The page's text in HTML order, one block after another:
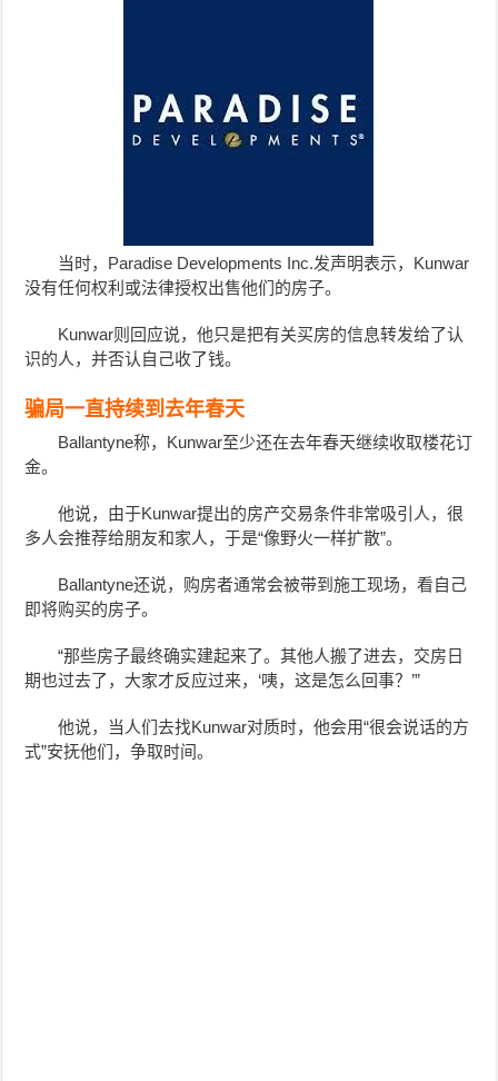
当时，Paradise Developments Inc.发声明表示，Kunwar
没有任何权利或法律授权出售他们的房子。
Kunwar则回应说，他只是把有关买房的信息转发给了认
识的人，并否认自己收了钱。
骗局一直持续到去年春天
Ballantyne称，Kunwar至少还在去年春天继续收取楼花订
金。
他说，由于Kunwar提出的房产交易条件非常吸引人，很
多人会推荐给朋友和家人，于是“像野火一样扩散”。
Ballantyne还说，购房者通常会被带到施工现场，看自己
即将购买的房子。
“那些房子最终确实建起来了。其他人搬了进去，交房日
期也过去了，大家才反应过来，‘咦，这是怎么回事？’”
他说，当人们去找Kunwar对质时，他会用“很会说话的方
式”安抚他们，争取时间。